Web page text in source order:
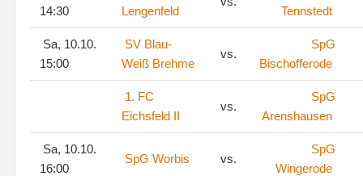
14:30
Lengenfeld
Tennstedt
Sa, 10.10.
15:00
SV Blau-
Weiß Brehme
vs.
SpG
Bischofferode
1. FC
Eichsfeld II
vs.
SpG
Arenshausen
Sa, 10.10.
16:00
SpG Worbis vs.
SpG
Wingerode